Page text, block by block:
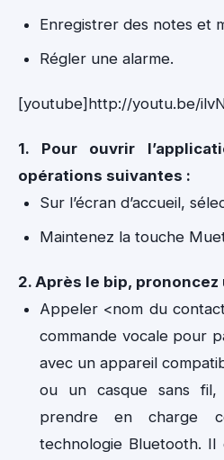
Enregistrer des notes et
Régler une alarme.
[youtube]http://youtu.be/
1. Pour ouvrir
opérations suivantes :
Sur l’écran d’accueil,
Maintenez la touche
2. Après le bip,
Appeler <nom du
commande vocale pour
avec un appareil
ou un casque sans fil,
prendre en charge
technologie Bluetooth.